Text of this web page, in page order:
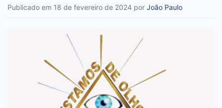
Publicado em 18 de fevereiro de 2024 por João Paulo